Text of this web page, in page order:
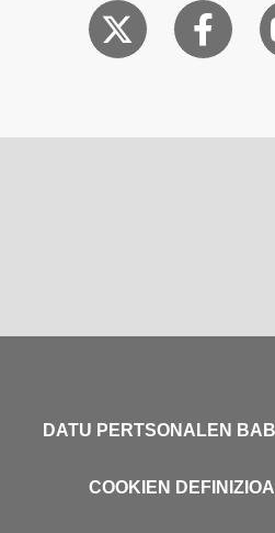
DATU PERTSONALEN
COOKIEN